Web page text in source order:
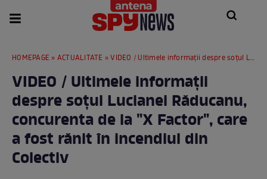
HOMEPAGE » ACTUALITATE » VIDEO / Ultimele informaţii despre soţul Lucianei Răducanu, concurenta de la "X Factor", care a fost rănit în incendiul din Colectiv
VIDEO / Ultimele informaţii
despre soţul Lucianei Răducanu,
concurenta de la "X Factor", care
a fost rănit în incendiul din
Colectiv